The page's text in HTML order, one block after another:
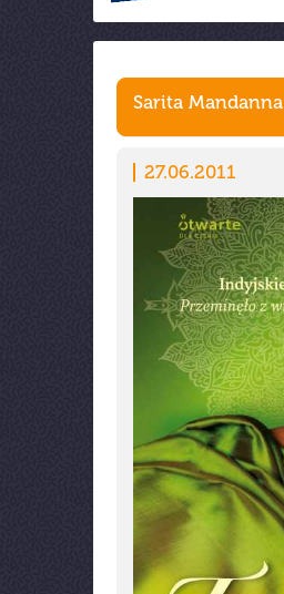
Sarita Mandanna
27.06.2011